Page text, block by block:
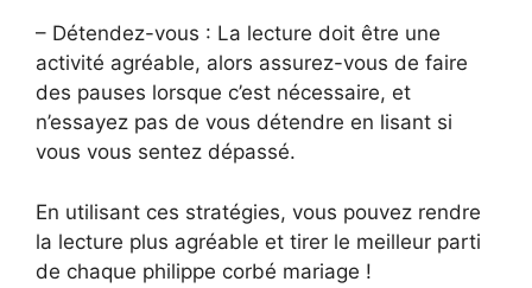
– Détendez-vous : La lecture doit être une
activité agréable, alors assurez-vous de faire
des pauses lorsque c’est nécessaire, et
n’essayez pas de vous détendre en lisant si
vous vous sentez dépassé.
En utilisant ces stratégies, vous pouvez rendre
la lecture plus agréable et tirer le meilleur parti
de chaque philippe corbé mariage !